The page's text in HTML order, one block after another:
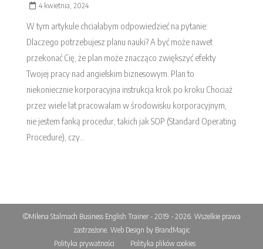
4 kwietnia, 2024
W tym artykule chciałabym odpowiedzieć na pytanie:
Dlaczego potrzebujesz planu nauki? A być może nawet
przekonać Cię, że plan może znacząco zwiększyć efekty
Twojej pracy nad angielskim biznesowym. Plan to
niekoniecznie korporacyjna instrukcja krok po kroku Chociaż
przez wiele lat pracowałam w środowisku korporacyjnym,
nie jestem fanką procedur, takich jak SOP (Standard Operating
Procedure), czy…
©Milena Stalmach Business English Trainer - 2019 - 2026. Wszelkie prawa
zastrzeżone. Web Design by BrandMagic
Polityka prywatności
Polityka plików cookies